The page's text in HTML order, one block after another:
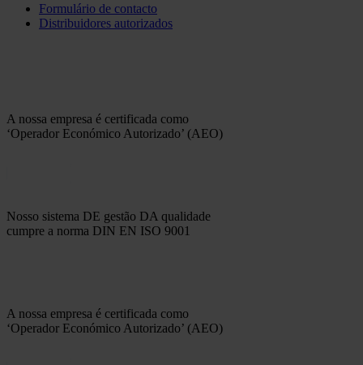
Formulário de contacto
Distribuidores autorizados
A nossa empresa é certificada como
‘Operador Económico Autorizado’ (AEO)
Nosso sistema DE gestão DA qualidade
cumpre a norma DIN EN ISO 9001
A nossa empresa é certificada como
‘Operador Económico Autorizado’ (AEO)